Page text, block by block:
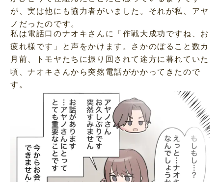
が、実は他にも協力者がいました。それが私、アヤ
ノだったのです。
私は電話口のナオキさんに「作戦大成功ですね、お
疲れ様です」と声をかけます。さかのぼること数カ
月前、トモヤたちに振り回されて途方に暮れていた
頃、ナオキさんから突然電話がかかってきたので
す。